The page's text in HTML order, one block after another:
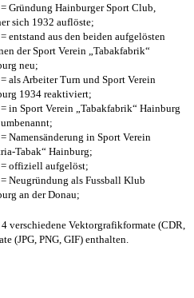
Gründung Hainburger Sport Club,
sich 1932 auflöste;
entstand aus den beiden aufgelösten
der Sport Verein „Tabakfabrik“
neu;
als Arbeiter Turn und Sport Verein
1934 reaktiviert;
in Sport Verein „Tabakfabrik“ Hainburg
Namensänderung in Sport Verein
Tabak“ Hainburg;
offiziell aufgelöst;
Neugründung als Fussball Klub
an der Donau;
verschiedene Vektorgrafikformate (CDR,
(JPG, PNG, GIF) enthalten.